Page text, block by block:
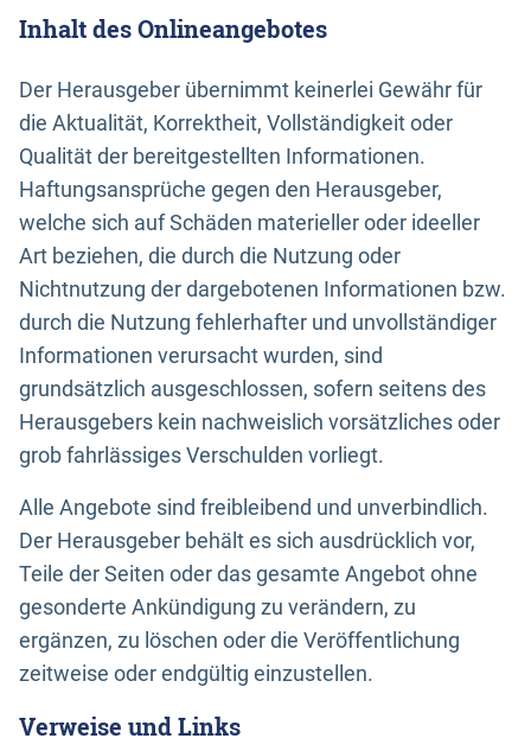
Inhalt des Onlineangebotes
Der Herausgeber übernimmt keinerlei Gewähr für
die Aktualität, Korrektheit, Vollständigkeit oder
Qualität der bereitgestellten Informationen.
Haftungsansprüche gegen den Herausgeber,
welche sich auf Schäden materieller oder ideeller
Art beziehen, die durch die Nutzung oder
Nichtnutzung der dargebotenen Informationen bzw.
durch die Nutzung fehlerhafter und unvollständiger
Informationen verursacht wurden, sind
grundsätzlich ausgeschlossen, sofern seitens des
Herausgebers kein nachweislich vorsätzliches oder
grob fahrlässiges Verschulden vorliegt.
Alle Angebote sind freibleibend und unverbindlich.
Der Herausgeber behält es sich ausdrücklich vor,
Teile der Seiten oder das gesamte Angebot ohne
gesonderte Ankündigung zu verändern, zu
ergänzen, zu löschen oder die Veröffentlichung
zeitweise oder endgültig einzustellen.
Verweise und Links